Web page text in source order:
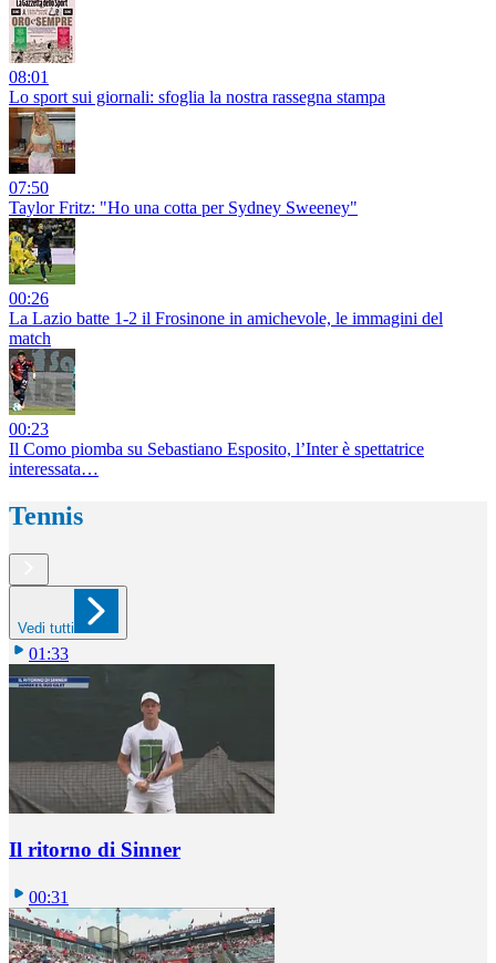
08:01
Lo sport sui giornali: sfoglia la nostra rassegna stampa
07:50
Taylor Fritz: "Ho una cotta per Sydney Sweeney"
00:26
La Lazio batte 1-2 il Frosinone in amichevole, le immagini del
match
00:23
Il Como piomba su Sebastiano Esposito, l’Inter è spettatrice
interessata…
Tennis
Vedi tutti
01:33
Il ritorno di Sinner
00:31